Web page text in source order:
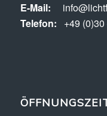
E-Mail:
Telefon: +49